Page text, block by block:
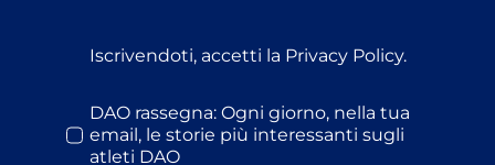
Iscrivendoti, accetti la Privacy Policy.
DAO rassegna: Ogni giorno, nella tua
email, le storie più interessanti sugli
atleti DAO